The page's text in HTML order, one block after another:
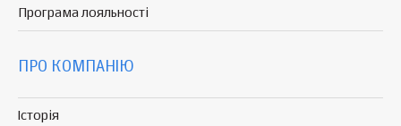
Програма лояльності
ПРО КОМПАНІЮ
Історія